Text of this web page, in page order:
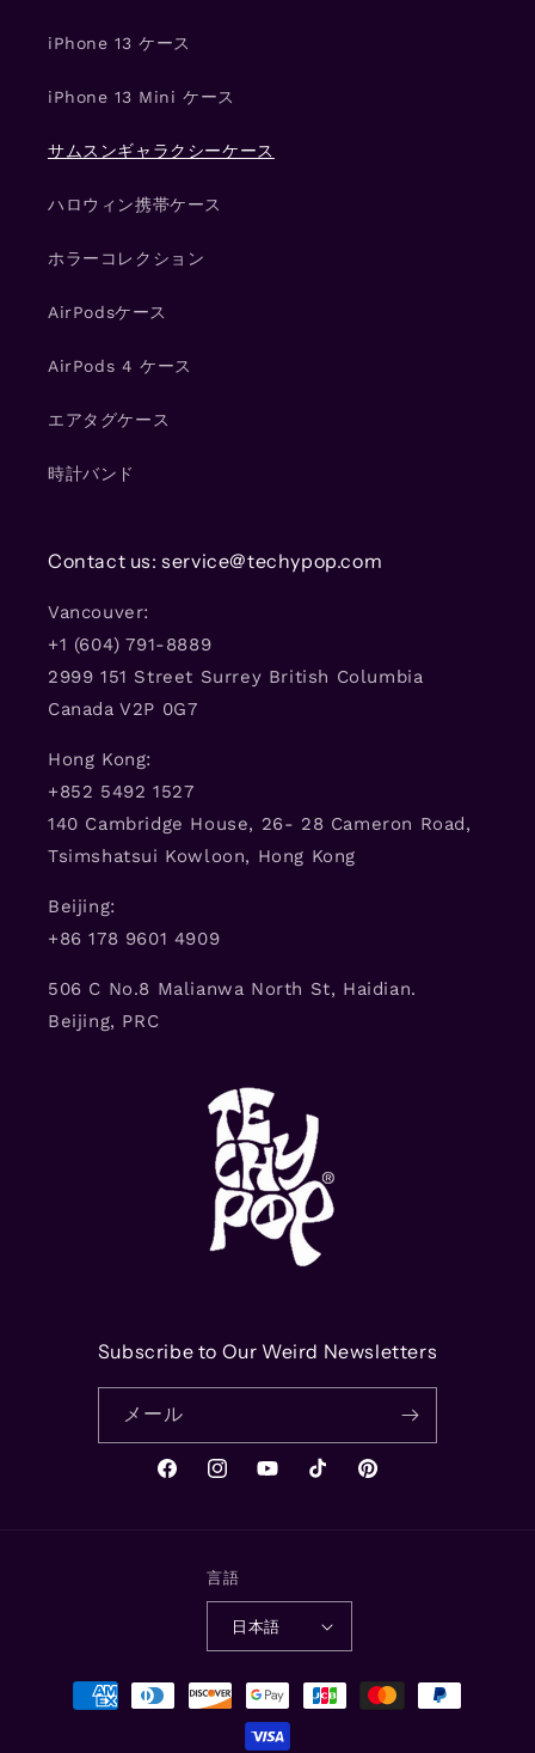
iPhone 13 ケース
iPhone 13 Mini ケース
サムスンギャラクシーケース
ハロウィン携帯ケース
ホラーコレクション
AirPodsケース
AirPods 4 ケース
エアタグケース
時計バンド
Contact us: service@techypop.com
Vancouver:
+1 (604) 791-8889
2999 151 Street Surrey British Columbia
Canada V2P 0G7
Hong Kong:
+852 5492 1527
140 Cambridge House, 26- 28 Cameron Road,
Tsimshatsui Kowloon, Hong Kong
Beijing:
+86 178 9601 4909
506 C No.8 Malianwa North St, Haidian.
Beijing, PRC
Subscribe to Our Weird Newsletters
メール
FacebookInstagramYouTubeTikTok Pinterest
言語
日本語